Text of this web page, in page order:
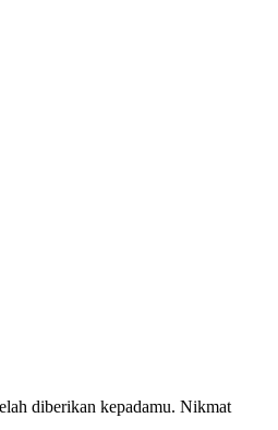
diberikan kepadamu. Nikmat